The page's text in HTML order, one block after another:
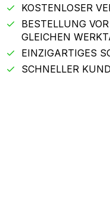
KOSTENLOSER
BESTELLUNG
GLEICHEN
EINZIGARTIGES
SCHNELLER